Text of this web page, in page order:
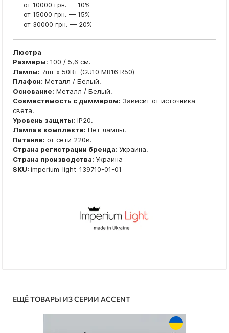
от 10000 грн. — 10%
от 15000 грн. — 15%
от 30000 грн. — 20%
Люстра
Размеры: 100 / 5,6 см.
Лампы: 7шт x 50Вт (GU10 MR16 R50)
Плафон: Металл / Белый.
Основание: Металл / Белый.
Совместимость с диммером: Зависит от источника
света.
Уровень защиты: IP20.
Лампа в комплекте: Нет лампы.
Питание: от сети 220в.
Страна регистрации бренда: Украина.
Страна производства: Украина
SKU: imperium-light-139710-01-01
ЕЩЁ ТОВАРЫ ИЗ СЕРИИ ACCENT